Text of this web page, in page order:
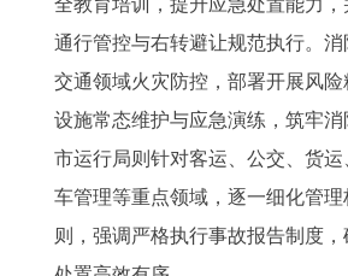
全教育培训，提升应急处置能力
通行管控与右转避让规范执行。
交通领域火灾防控，部署开展风
设施常态维护与应急演练，筑牢
市运行局则针对客运、公交、货
车管理等重点领域，逐一细化管
则，强调严格执行事故报告制度，